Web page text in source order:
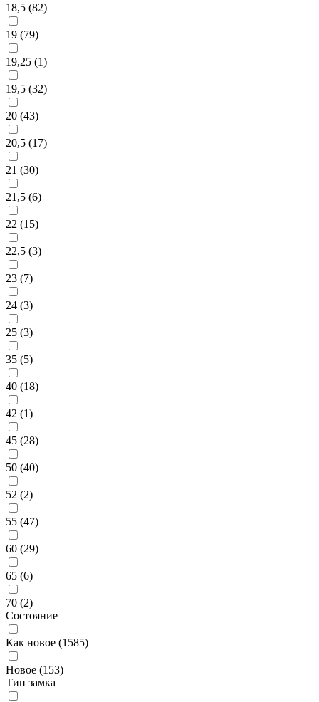
18,5 (82)
19 (79)
19,25 (1)
19,5 (32)
20 (43)
20,5 (17)
21 (30)
21,5 (6)
22 (15)
22,5 (3)
23 (7)
24 (3)
25 (3)
35 (5)
40 (18)
42 (1)
45 (28)
50 (40)
52 (2)
55 (47)
60 (29)
65 (6)
70 (2)
Состояние
Как новое (1585)
Новое (153)
Тип замка